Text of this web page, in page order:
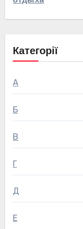
Категорії
А
Б
В
Г
Д
Е